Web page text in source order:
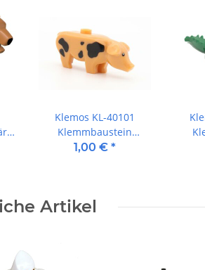
Klemos KL-40101
Klemmbaustein
Schwein gefleckt
1,00 € *
Artikel